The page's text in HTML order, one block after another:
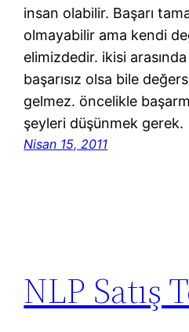
insan olabilir. Başarı
olmayabilir ama kendi
elimizdedir. ikisi
başarısız olsa bile
gelmez. öncelikle
şeyleri düşünmek gerek.
Nisan 15, 2011
NLP Satış